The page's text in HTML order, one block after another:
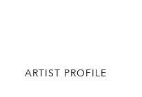
ARTIST PROFILE